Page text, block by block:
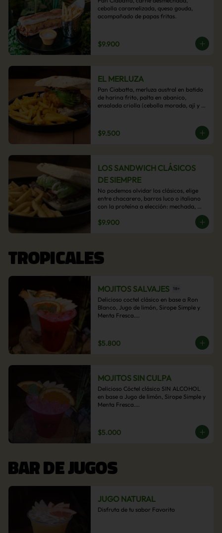
cebolla caramelizada, queso gouda,
acompañado de papas fritas.
$9.900
EL MERLUZA
Pan Ciabatta, merluza austral en batido
de harina frito, palta en abanico,
ensalada criolla (cebolla morada, ají y
$9.500
LOS SANDWICH CLÁSICOS
DE SIEMPRE
No podemos olvidar los clásicos, elige
entre chacarero, barros luco o italiano
con la proteína a elección: mechada,
acompañamiento de papas fritas.
$9.900
TROPICALES
MOJITOS SALVAJES
Delicioso coctel clásico en base a Ron
Blanco, Jugo de limón, Sirope Simple y
Menta Fresca.
$5.800
MOJITOS SIN CULPA
Delicioso Cóctel clásico SIN ALCOHOL
en base a Jugo de limón, Sirope Simple y
Menta Fresca.
$5.000
BAR DE JUGOS
JUGO NATURAL
Disfruta de tu sabor Favorito